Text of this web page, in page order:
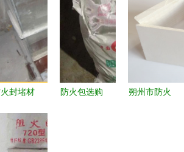
堵材料生
产要点
胶到防火泥
的实用指南
火密封材料
专业守护每
个接口
封堵材
工指南 工
实际应用
防火包选购
朔州市防火